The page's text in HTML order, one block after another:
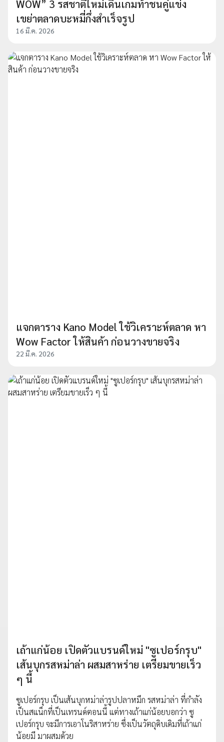
WOW” 3 รสชาติใหม่เดินเกมท้าชนคู่แข่ง
เขย่าตลาดบะหมี่กึ่งสำเร็จรูป
16 มี.ค. 2026
แจกตาราง Kano Model ใช้วิเคราะห์ตลาด หา
Wow Factor ให้สินค้า ก่อนวางขายจริง
22 มี.ค. 2026
เถ้าแก่น้อย เปิดตัวแบรนด์ใหม่ "ซูเปอร์กรุบ"
เส้นบุกรสหม่าล่า ผสมสาหร่าย เตรียมขายเร็ว
ๆ นี้
ซูเปอร์กรุบ เป็นเส้นบุกหม่าล่ารูปปลาหมึก รสหม่าล่า ที่กำลัง
เป็นสแน็กที่เป็นเทรนด์ตอนนี้ แต่ทางเถ้าแก่น้อยบอกว่า ซู
เปอร์กรุบ จะมีการเอาโนริสาหร่าย ซึ่งเป็นวัตถุดิบเดิมที่เถ้าแก่
น้อยมี มาผสมด้วย